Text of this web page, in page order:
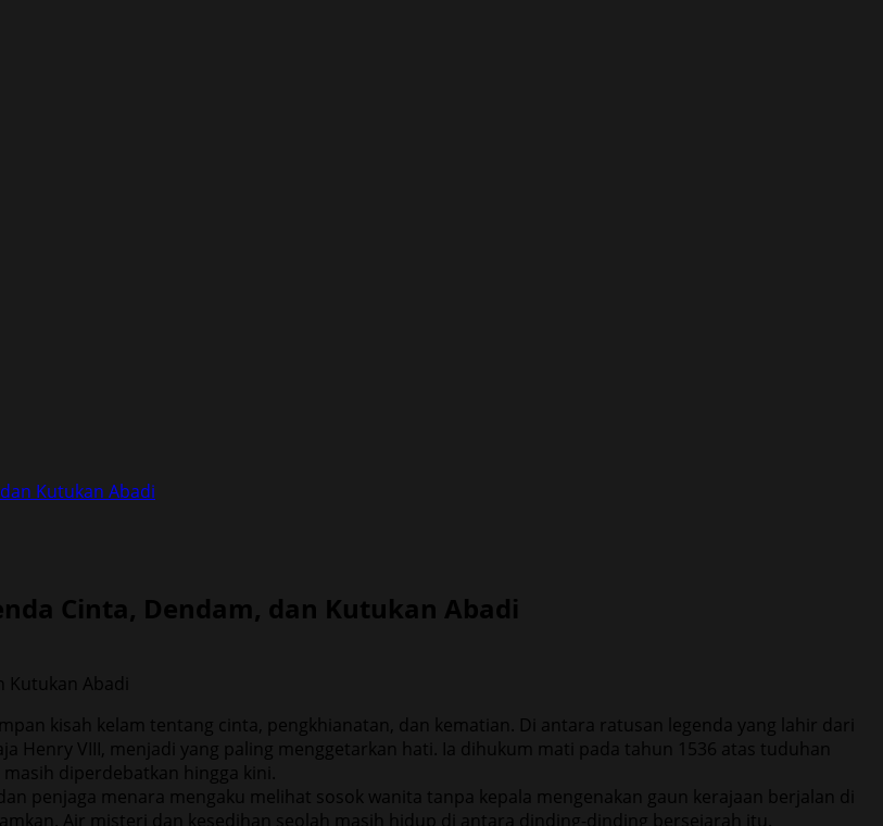
Kutukan Abadi
Cinta, Dendam, dan Kutukan Abadi
kisah kelam tentang cinta, pengkhianatan, dan kematian. Di antara ratusan legenda yang lahir dari
Henry VIII, menjadi yang paling menggetarkan hati. Ia dihukum mati pada tahun 1536 atas tuduhan
diperdebatkan hingga kini.
penjaga menara mengaku melihat sosok wanita tanpa kepala mengenakan gaun kerajaan berjalan di
Air misteri dan kesedihan seolah masih hidup di antara dinding-dinding bersejarah itu.